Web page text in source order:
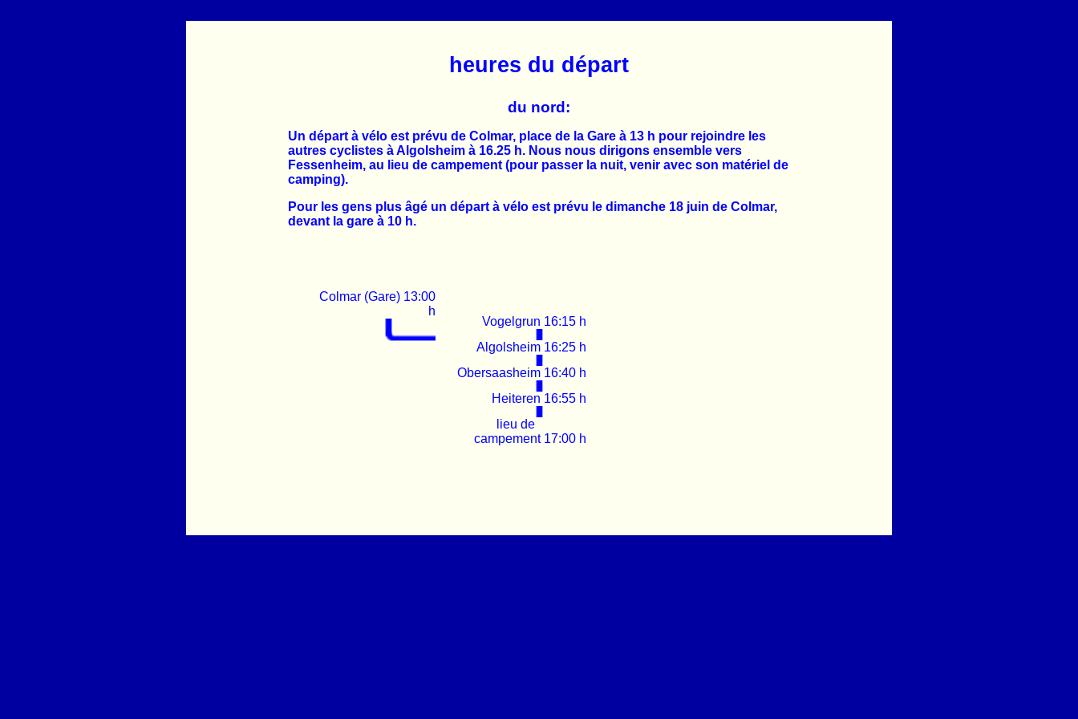
heures du départ
du nord:
Un départ à vélo est prévu de Colmar, place de la Gare à 13 h pour rejoindre les
autres cyclistes à Algolsheim à 16.25 h. Nous nous dirigons ensemble vers
Fessenheim, au lieu de campement (pour passer la nuit, venir avec son matériel de
camping).
Pour les gens plus âgé un départ à vélo est prévu le dimanche 18 juin de Colmar,
devant la gare à 10 h.
Colmar (Gare) 13:00
h
Vogelgrun 16:15 h
Algolsheim 16:25 h
Obersaasheim 16:40 h
Heiteren 16:55 h
lieu de
campement 17:00 h